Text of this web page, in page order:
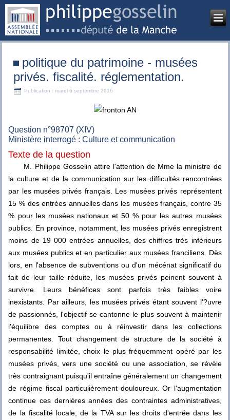
politique du patrimoine - musées
privés. fiscalité. réglementation.
Publication : mardi 6 septembre 2016
Question n°98707 (XIV)
Ministère interrogé : Culture et communication
Texte de la question
M. Philippe Gosselin attire l'attention de Mme la ministre de
la culture et de la communication sur les difficultés rencontrées
par les musées privés français. Les musées privés représentent
15 % des entrées annuelles dans les musées français, contre 35
% pour les musées nationaux et 50 % pour les autres musées
publics. En province, notamment, les musées privés enregistrent
moins de 19 000 entrées annuelles, des chiffres très inférieurs
aux musées publics et en particulier aux musées franciliens. Dès
lors, en l'absence de subventions ou d'un mécénat significatif du
fait de leur taille réduite, les musées privés peinent souvent à
survivre. Leurs bénéfices sont parfois très faibles voire
inexistants. Par ailleurs, les musées privés étant souvent l'?uvre
de passionnés, l'objectif se cantonne le plus souvent à maintenir
l'équilibre des comptes ou à réinvestir dans les collections
permanentes. Tout changement de structure de la société à
responsabilité limitée, choix le plus fréquemment opéré par les
musées privés, vers une société ou une association, se révèle
très contraignant puisqu'il entraîne généralement un changement
de régime fiscal particulièrement douloureux. Or l'augmentation
continue ces dernières années des contraintes administratives,
de la fiscalité locale, de la TVA sur les droits d'entrée dans les